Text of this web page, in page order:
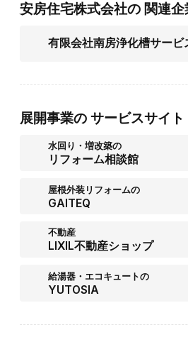
安房住宅株式会社の 関連企
有限会社南房浄化槽サービ
展開事業の サービスサイト
水回り・増改築の
リフォーム相談館
屋根外装リフォームの
GAITEQ
不動産
LIXIL不動産ショップ
給湯器・エコキュートの
YUTOSIA